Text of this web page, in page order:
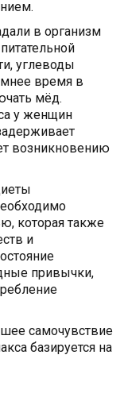
в организм
углеводы
время в
мёд.
у женщин
возникновению
которая также
и
привычки,
самочувствие
базируется на